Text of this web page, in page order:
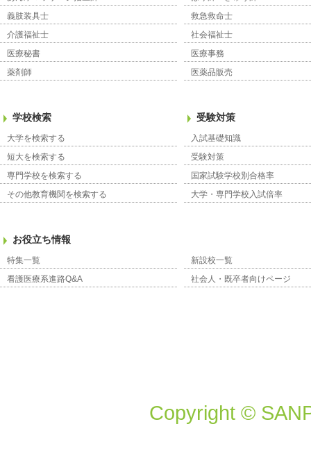
義肢装具士
救急救命士
介護福祉士
社会福祉士
医療秘書
医療事務
薬剤師
医薬品販売
学校検索
大学を検索する
短大を検索する
専門学校を検索する
その他教育機関を検索する
受験対策
入試基礎知識
受験対策
国家試験学校別合格率
大学・専門学校入試倍率
お役立ち情報
特集一覧
新設校一覧
看護医療系進路Q&A
社会人・既卒者向けページ
Copyright ©